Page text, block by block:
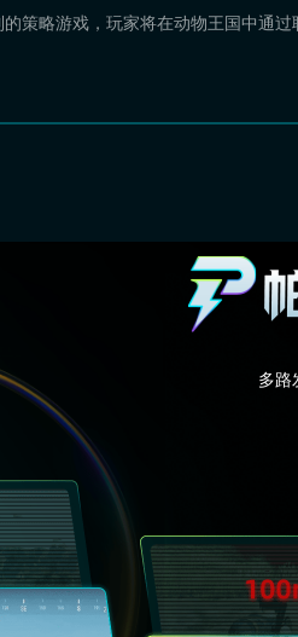
策略游戏，玩家将在动物王国中通过
多路